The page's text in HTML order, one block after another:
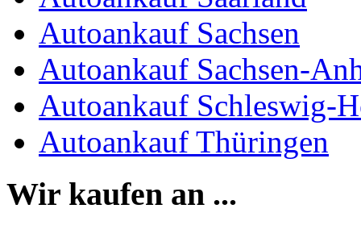
Autoankauf Sachsen
Autoankauf Sachsen-
Autoankauf Schleswig-
Autoankauf Thüringen
Wir kaufen an ...